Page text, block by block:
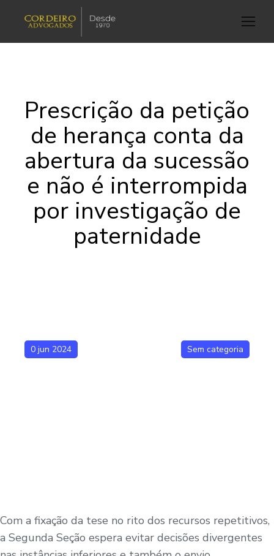
Prescrição da petição
de herança conta da
abertura da sucessão
e não é interrompida
por investigação de
paternidade
0 jun 2024 Sem categoria
Com a fixação da tese no rito dos recursos repetitivos,
a Segunda Seção espera evitar decisões divergentes